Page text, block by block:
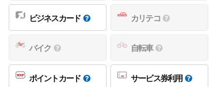
ビジネスカード カリテコ
バイク 自転車
ポイントカード サービス券利用